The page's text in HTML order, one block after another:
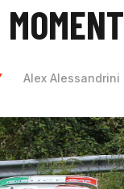
Alex Alessandrini